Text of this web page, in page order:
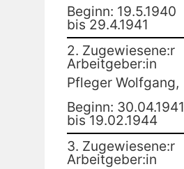
Beginn: 19.5.1940
bis 29.4.1941
2. Zugewiesene:r
Arbeitgeber:in
Pfleger Wolfgang,
Beginn: 30.04.1941
bis 19.02.1944
3. Zugewiesene:r
Arbeitgeber:in